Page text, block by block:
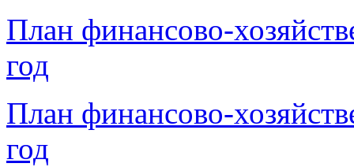
План финансово-
год
План финансово-
год